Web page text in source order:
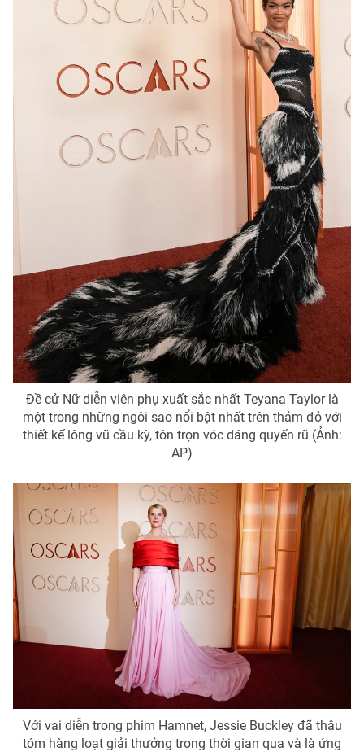
Đề cử Nữ diễn viên phụ xuất sắc nhất Teyana Taylor là
một trong những ngôi sao nổi bật nhất trên thảm đỏ với
thiết kế lông vũ cầu kỳ, tôn trọn vóc dáng quyến rũ (Ảnh:
AP)
Với vai diễn trong phim Hamnet, Jessie Buckley đã thâu
tóm hàng loạt giải thưởng trong thời gian qua và là ứng